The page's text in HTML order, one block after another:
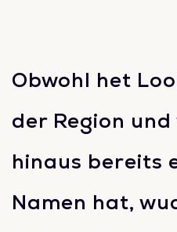
Obwohl het
der Region
hinaus bereits
Namen hat,